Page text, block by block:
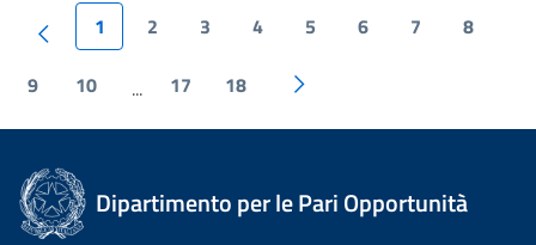
1 2 3 4 5 6 7 8
9 10 ... 17 18
Dipartimento per le Pari Opportunità